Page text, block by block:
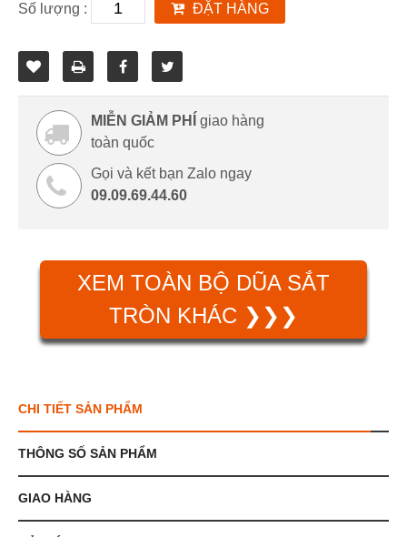
Số lượng : ĐẶT HÀNG
MIỄN GIẢM PHÍ
giao hàng
toàn quốc
Gọi và kết bạn Zalo ngay
09.09.69.44.60
XEM TOÀN BỘ DŨA SẮT
TRÒN KHÁC ❯❯❯
CHI TIẾT SẢN PHẨM
THÔNG SỐ SẢN PHẨM
GIAO HÀNG